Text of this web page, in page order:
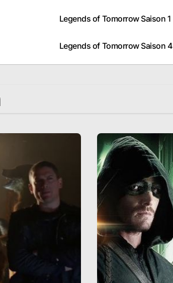
Legends of Tomorrow Saison 1
Legends of Tomorrow Saison 4